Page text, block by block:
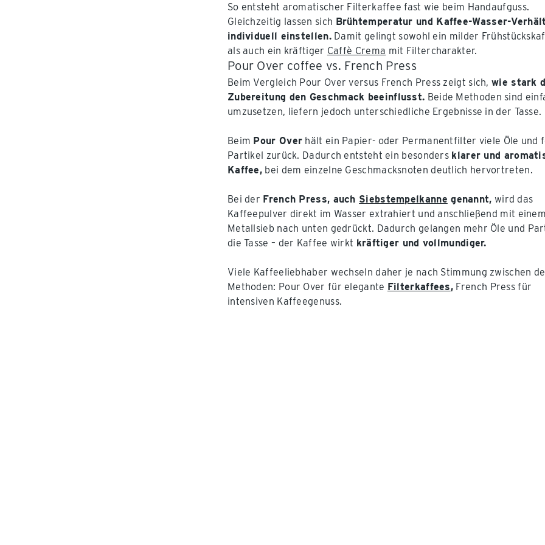
So entsteht aromatischer Filterkaffee fast wie beim Handaufguss.
Gleichzeitig lassen sich Brühtemperatur und Kaffee-Wasser-
individuell einstellen.Damit gelingt sowohl ein milder
als auch ein kräftiger Caffè Crema mit Filtercharakter.
Pour Over coffee vs. French Press
Beim Vergleich Pour Over versus French Press zeigt sich,wie stark
Zubereitung den Geschmack beeinflusst. Beide Methoden sind
umzusetzen, liefern jedoch unterschiedliche Ergebnisse in der Tasse.
Beim Pour Over hält ein Papier- oder Permanentfilter viele Öle und
Partikel zurück. Dadurch entsteht ein besonders klarer und
Kaffee, bei dem einzelne Geschmacksnoten deutlich hervortreten.
Bei der French Press, auch Siebstempelkanne genannt, wird das
Kaffeepulver direkt im Wasser extrahiert und anschließend mit einem
Metallsieb nach unten gedrückt. Dadurch gelangen mehr Öle und
die Tasse – der Kaffee wirkt kräftiger und vollmundiger.
Viele Kaffeeliebhaber wechseln daher je nach Stimmung zwischen
Methoden: Pour Over für elegante Filterkaffees, French Press für
intensiven Kaffeegenuss.